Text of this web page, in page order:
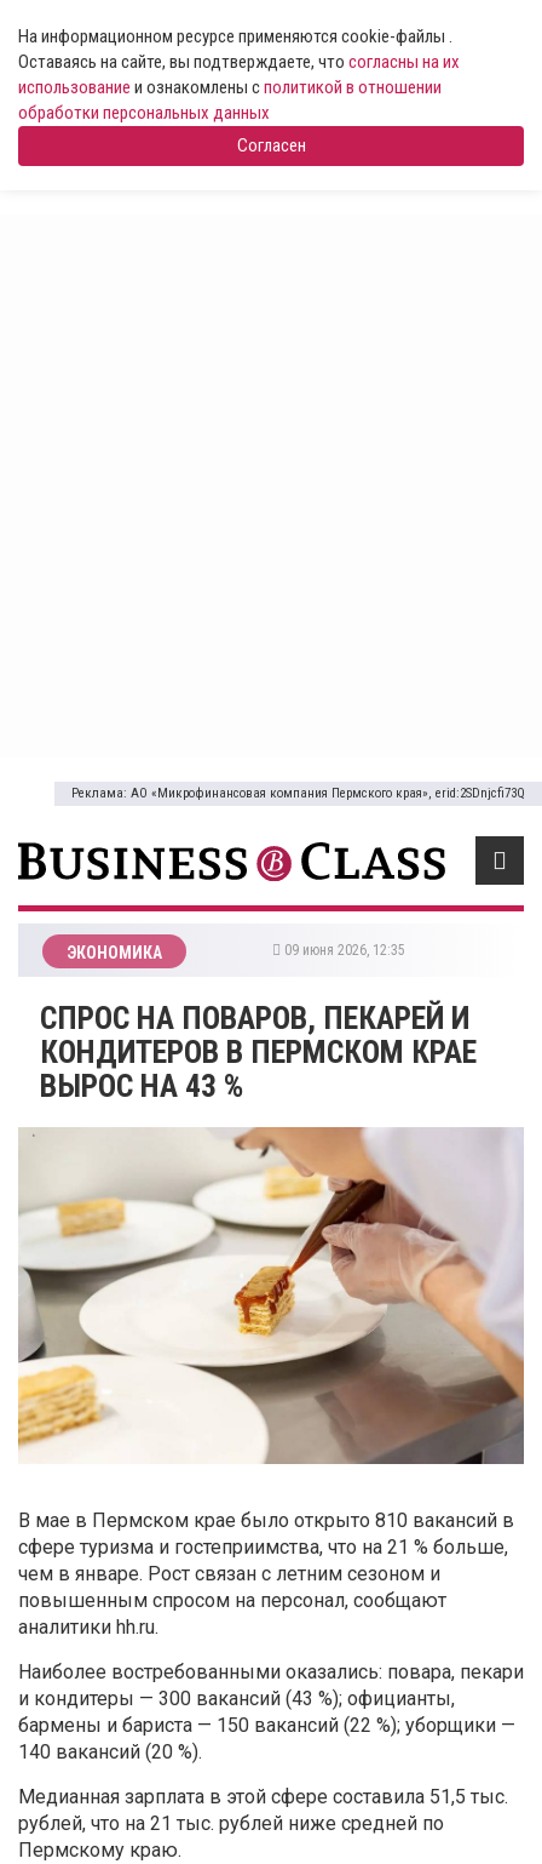
На информационном ресурсе применяются cookie-файлы .
Оставаясь на сайте, вы подтверждаете, что согласны на их
использование и ознакомлены сполитикой в отношении
обработки персональных данных
Согласен
Реклама: АО «Микрофинансовая компания Пермского края», erid:2SDnjcfi73Q
ЭКОНОМИКА 09 июня 2026, 12:35
СПРОС НА ПОВАРОВ, ПЕКАРЕЙ И
КОНДИТЕРОВ В ПЕРМСКОМ КРАЕ
ВЫРОС НА 43 %
В мае в Пермском крае было открыто 810 вакансий в
сфере туризма и гостеприимства, что на 21 % больше,
чем в январе. Рост связан с летним сезоном и
повышенным спросом на персонал, сообщают
аналитики hh.ru.
Наиболее востребованными оказались: повара, пекари
и кондитеры — 300 вакансий (43 %); официанты,
бармены и бариста — 150 вакансий (22 %); уборщики —
140 вакансий (20 %).
Медианная зарплата в этой сфере составила 51,5 тыс.
рублей, что на 21 тыс. рублей ниже средней по
Пермскому краю.